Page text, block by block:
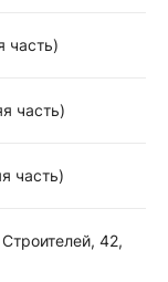
часть)
часть)
часть)
42,